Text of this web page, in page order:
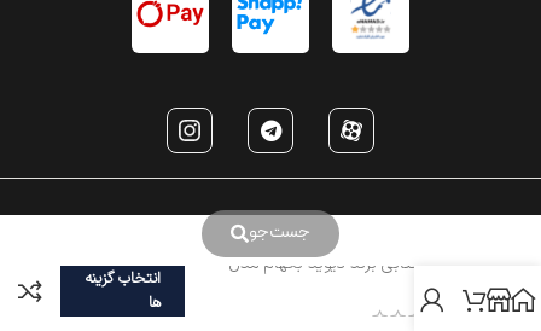
جست‌جو
عینک آفتابی برند دیوید بکهام مدل
DB1010
انتخاب گزینه
ها